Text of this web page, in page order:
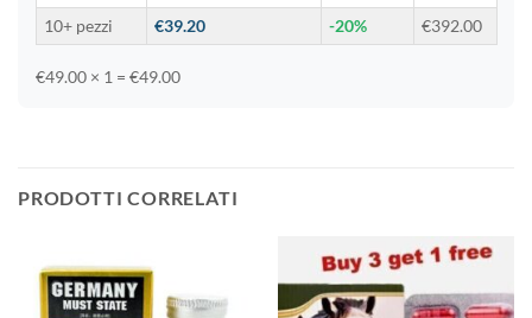
10+ pezzi
€39.20 -20% €392.00
€49.00 × 1 = €49.00
PRODOTTI CORRELATI